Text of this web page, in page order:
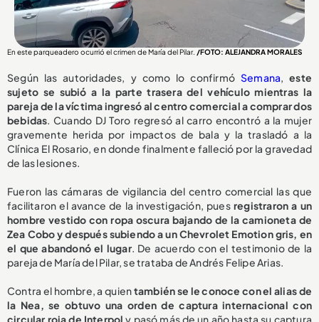
En este parqueadero ocurrió el crimen de María del Pilar. /FOTO: ALEJANDRA MORALES
Según las autoridades, y como lo confirmó Semana,este
sujeto se subió a la parte trasera del vehículo mientras la
pareja de la víctima ingresó al centro comercial a comprar dos
bebidas. Cuando DJ Toro regresó al carro encontró a la mujer
gravemente herida por impactos de bala y la trasladó a la
Clínica El Rosario, en donde finalmente falleció por la gravedad
de las lesiones.
Fueron las cámaras de vigilancia del centro comercial las que
facilitaron el avance de la investigación, pues registraron a un
hombre vestido con ropa oscura bajando de la camioneta de
Zea Cobo y después subiendo a un Chevrolet Emotion gris, en
el que abandonó el lugar. De acuerdo con el testimonio de la
pareja de María del Pilar, se trataba de Andrés Felipe Arias.
Contra el hombre, a quientambién se le conoce con el alias de
la Nea, se obtuvo una orden de captura internacional con
circular roja de Interpol y pasó más de un año hasta su captura